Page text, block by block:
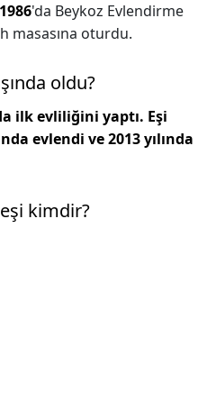
'da Beykoz Evlendirme
masasına oturdu.
oldu?
ilk evliliğini yaptı. Eşi
evlendi ve 2013 yılında
kimdir?